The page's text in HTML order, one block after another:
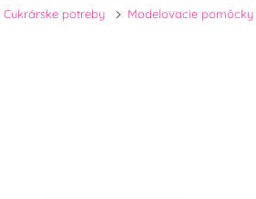
Cukrárske potreby Modelovacie pomôcky